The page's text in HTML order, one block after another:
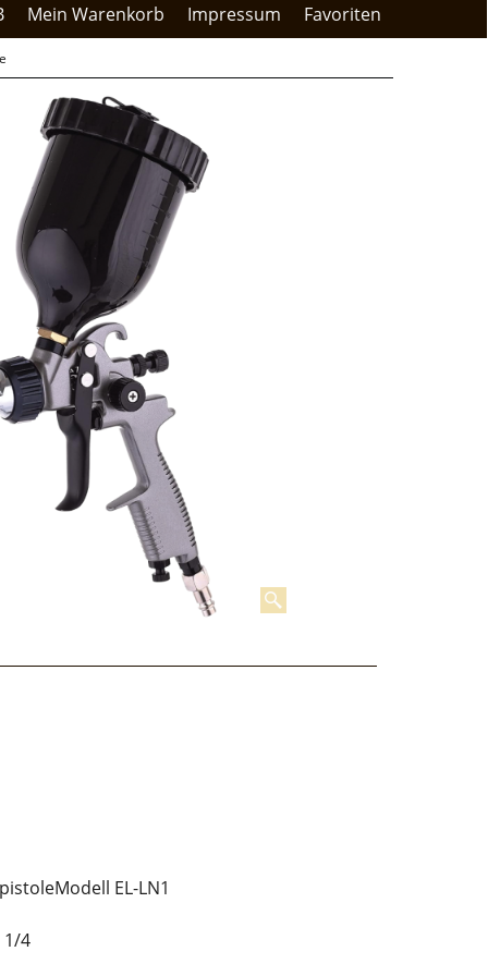
Mein Warenkorb Impressum Favoriten
EL-LN1
1/4